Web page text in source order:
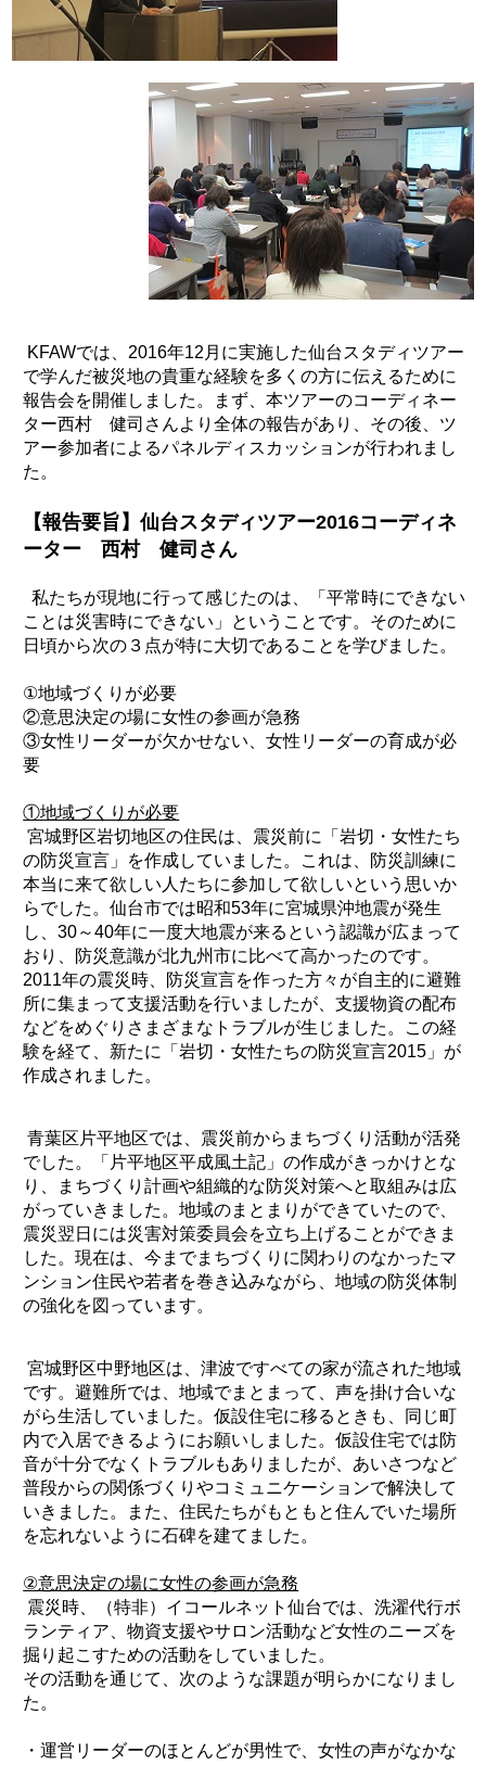
KFAWでは、2016年12月に実施した仙台スタディツアー
で学んだ被災地の貴重な経験を多くの方に伝えるために
報告会を開催しました。まず、本ツアーのコーディネー
ター西村 健司さんより全体の報告があり、その後、ツ
アー参加者によるパネルディスカッションが行われまし
た。
【報告要旨】仙台スタディツアー2016コーディネ
ーター 西村 健司さん
私たちが現地に行って感じたのは、「平常時にできない
ことは災害時にできない」ということです。そのために
日頃から次の３点が特に大切であることを学びました。
①地域づくりが必要
②意思決定の場に女性の参画が急務
③女性リーダーが欠かせない、女性リーダーの育成が必
要
①地域づくりが必要
宮城野区岩切地区の住民は、震災前に「岩切・女性たち
の防災宣言」を作成していました。これは、防災訓練に
本当に来て欲しい人たちに参加して欲しいという思いか
らでした。仙台市では昭和53年に宮城県沖地震が発生
し、30～40年に一度大地震が来るという認識が広まって
おり、防災意識が北九州市に比べて高かったのです。
2011年の震災時、防災宣言を作った方々が自主的に避難
所に集まって支援活動を行いましたが、支援物資の配布
などをめぐりさまざまなトラブルが生じました。この経
験を経て、新たに「岩切・女性たちの防災宣言2015」が
作成されました。
青葉区片平地区では、震災前からまちづくり活動が活発
でした。「片平地区平成風土記」の作成がきっかけとな
り、まちづくり計画や組織的な防災対策へと取組みは広
がっていきました。地域のまとまりができていたので、
震災翌日には災害対策委員会を立ち上げることができま
した。現在は、今までまちづくりに関わりのなかったマ
ンション住民や若者を巻き込みながら、地域の防災体制
の強化を図っています。
宮城野区中野地区は、津波ですべての家が流された地域
です。避難所では、地域でまとまって、声を掛け合いな
がら生活していました。仮設住宅に移るときも、同じ町
内で入居できるようにお願いしました。仮設住宅では防
音が十分でなくトラブルもありましたが、あいさつなど
普段からの関係づくりやコミュニケーションで解決して
いきました。また、住民たちがもともと住んでいた場所
を忘れないように石碑を建てました。
②意思決定の場に女性の参画が急務
震災時、（特非）イコールネット仙台では、洗濯代行ボ
ランティア、物資支援やサロン活動など女性のニーズを
掘り起こすための活動をしていました。
その活動を通じて、次のような課題が明らかになりまし
た。
・運営リーダーのほとんどが男性で、女性の声がなかな